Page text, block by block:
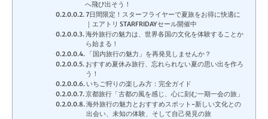
へ飛び出そう！
7日間限定！スターフライヤーで夏旅をお得に快適に
｜エアトリ STARFRIDAYセール開催中
海外旅行の魅力は、世界各国の文化を体験することか
ら始まる！
「国内旅行の魅力」を再発見しませんか？
おすすめ夏休み旅行、忘れられない夏の思い出を作ろ
う！
いちご狩りの楽しみ方：完全ガイド
京都旅行「古都の風を感じ、心に刻む一期一会の旅」
海外旅行の魅力とおすすめスポット-新しい文化との
出会い、未知の体験、そして自己発見の旅